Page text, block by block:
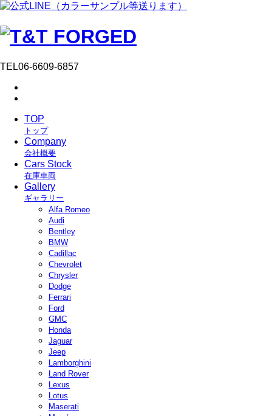
TEL06-6609-6857
TOP
トップ
Company
会社概要
Cars Stock
在庫車両
Gallery
ギャラリー
Alfa Romeo
Audi
Bentley
BMW
Cadillac
Chevrolet
Chrysler
Dodge
Ferrari
Ford
GMC
Honda
Jaguar
Jeep
Lamborghini
Land Rover
Lexus
Lotus
Maserati